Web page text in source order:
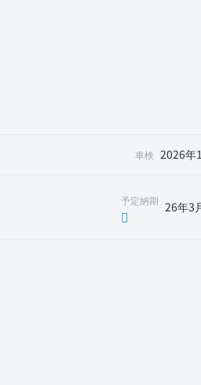
車検 2026年
予定納期 26年3